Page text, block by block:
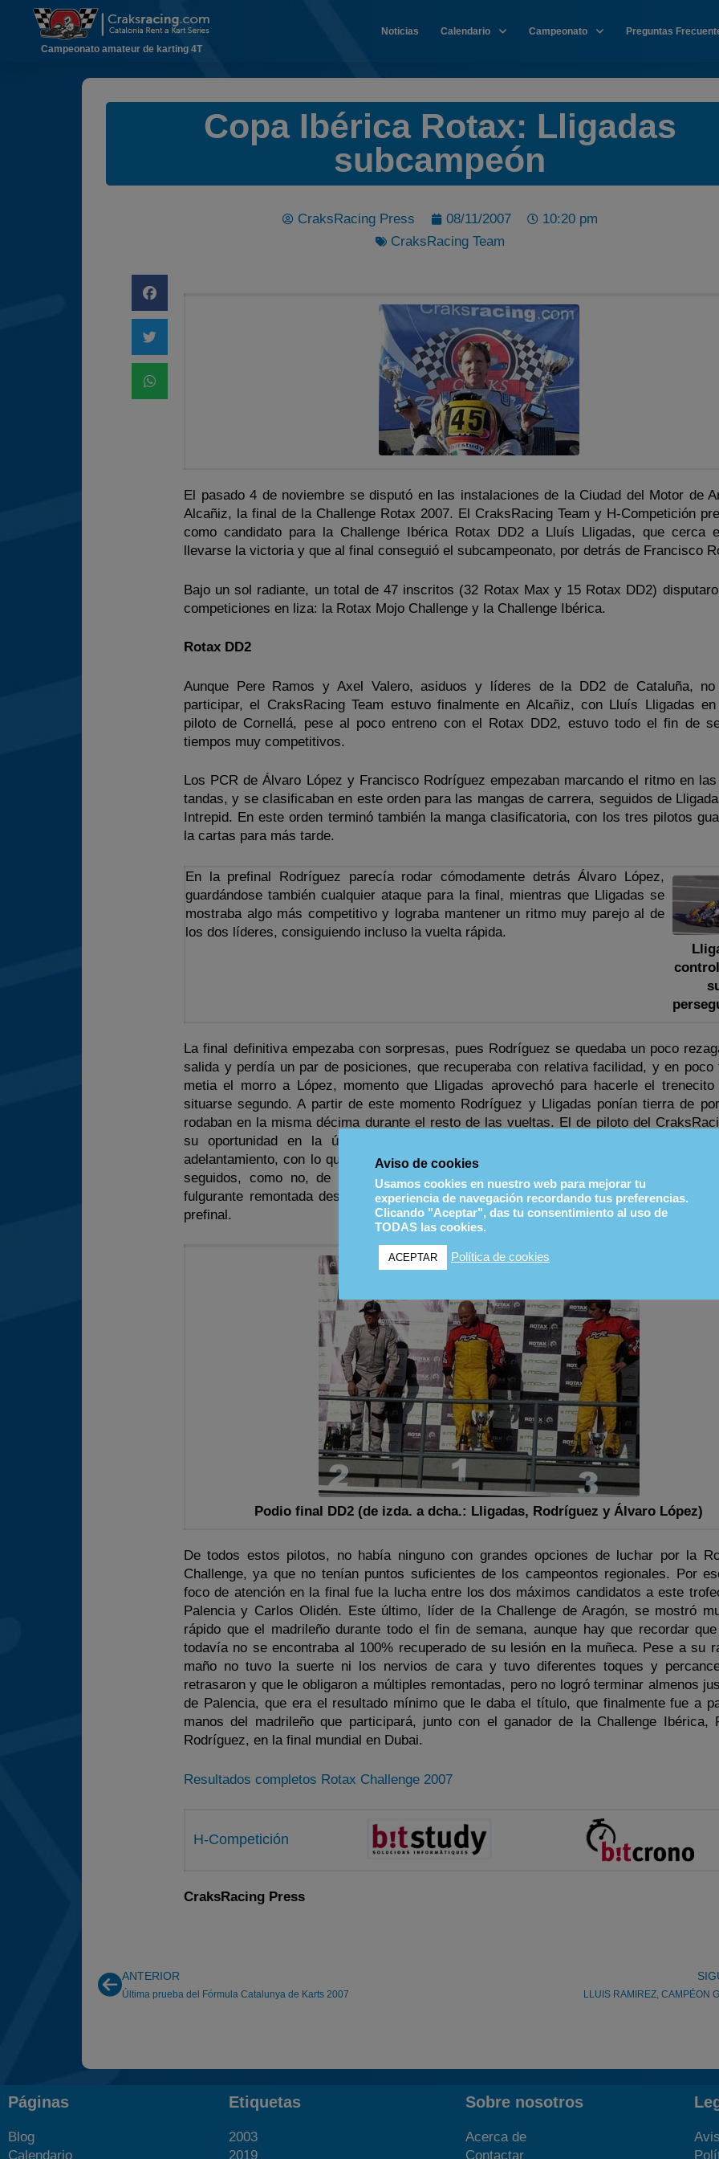
Campeonato amateur de karting 4T
Noticias Calendario Campeonato Preguntas
Copa Ibérica Rotax: Lligadas
subcampeón
CraksRacing Press 08/11/2007
10:20 pm
CraksRacing Team
El pasado 4 de noviembre se disputó en las instalaciones de la Ciudad del Motor de
Alcañiz, la final de la Challenge Rotax 2007. El CraksRacing Team y H-Competición
como candidato para la Challenge Ibérica Rotax DD2 a Lluís Lligadas, que cerca
llevarse la victoria y que al final conseguió el subcampeonato, por detrás de Francisco
Bajo un sol radiante, un total de 47 inscritos (32 Rotax Max y 15 Rotax DD2)
competiciones en liza: la Rotax Mojo Challenge y la Challenge Ibérica.
Rotax DD2
Aunque Pere Ramos y Axel Valero, asiduos y líderes de la DD2 de Cataluña, no
participar, el CraksRacing Team estuvo finalmente en Alcañiz, con Lluís Lligadas
piloto de Cornellá, pese al poco entreno con el Rotax DD2, estuvo todo el fin de
tiempos muy competitivos.
Los PCR de Álvaro López y Francisco Rodríguez empezaban marcando el ritmo en
tandas, y se clasificaban en este orden para las mangas de carrera, seguidos de
Intrepid. En este orden terminó también la manga clasificatoria, con los tres pilotos
la cartas para más tarde.
En la prefinal Rodríguez parecía rodar cómodamente detrás Álvaro López,
guardándose también cualquier ataque para la final, mientras que Lligadas se
mostraba algo más competitivo y lograba mantener un ritmo muy parejo al de
los dos líderes, consiguiendo incluso la vuelta rápida.
La final definitiva empezaba con sorpresas, pues Rodríguez se quedaba un poco
salida y perdía un par de posiciones, que recuperaba con relativa facilidad, y en poco
metia el morro a López, momento que Lligadas aprovechó para hacerle el
situarse segundo. A partir de este momento Rodríguez y Lligadas ponían tierra de
rodaban en la misma décima durante el resto de las vueltas. El de piloto del
su oportunidad en la última fase de la carrera, pero no tuvo ninguna ocasión
adelantamiento, con lo que Franciso Rodríguez quedaba campeón y Lluís Lligadas
seguidos, como no, de Álvaro López. Por detrás llegaba Carlos López,
fulgurante remontada desde la duodécima posición por una penalización de 20
prefinal.
Podio final DD2 (de izda. a dcha.: Lligadas, Rodríguez y Álvaro López)
De todos estos pilotos, no había ninguno con grandes opciones de luchar por la
Challenge, ya que no tenían puntos suficientes de los campeontos regionales. Por
foco de atención en la final fue la lucha entre los dos máximos candidatos a este
Palencia y Carlos Olidén. Este último, líder de la Challenge de Aragón, se mostró
rápido que el madrileño durante todo el fin de semana, aunque hay que recordar
todavía no se encontraba al 100% recuperado de su lesión en la muñeca. Pese a su
maño no tuvo la suerte ni los nervios de cara y tuvo diferentes toques y
retrasaron y que le obligaron a múltiples remontadas, pero no logró terminar almenos
de Palencia, que era el resultado mínimo que le daba el título, que finalmente fue a
manos del madrileño que participará, junto con el ganador de la Challenge Ibérica,
Rodríguez, en la final mundial en Dubai.
Resultados completos Rotax Challenge 2007
H-Competición
CraksRacing Press
ANTERIOR
Última prueba del Fórmula Catalunya de Karts 2007 LLUIS RAMIREZ, CAMPÉON
Páginas
Blog
Calendario
Etiquetas
2003
2019
Sobre nosotros
Acerca de
Contactar
Aviso de cookies
Usamos cookies en nuestro web para mejorar tu
experiencia de navegación recordando tus preferencias.
Clicando "Aceptar", das tu consentimiento al uso de
TODAS las cookies.
ACEPTAR Política de cookies